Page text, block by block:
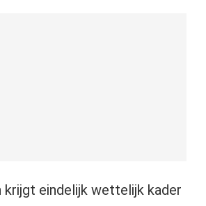
eindelijk wettelijk kader